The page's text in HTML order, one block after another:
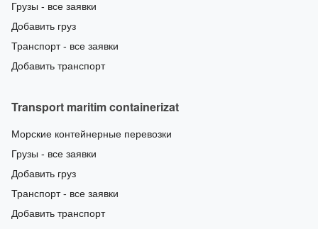
Грузы - все заявки
Добавить груз
Транспорт - все заявки
Добавить транспорт
Transport maritim containerizat
Морские контейнерные перевозки
Грузы - все заявки
Добавить груз
Транспорт - все заявки
Добавить транспорт